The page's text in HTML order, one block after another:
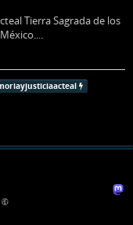
Tierra Sagrada de los